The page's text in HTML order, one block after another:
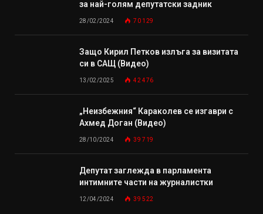
за най-голям депутатски задник
28/02/2024 70 129
Защо Кирил Петков излъга за визитата
си в САЩ (Видео)
13/02/2025 42 476
„Неизбежния“ Караколев се изгаври с
Ахмед Доган (Видео)
28/10/2024 39 719
Депутат заглежда в парламента
интимните части на журналистки
12/04/2024 39 522